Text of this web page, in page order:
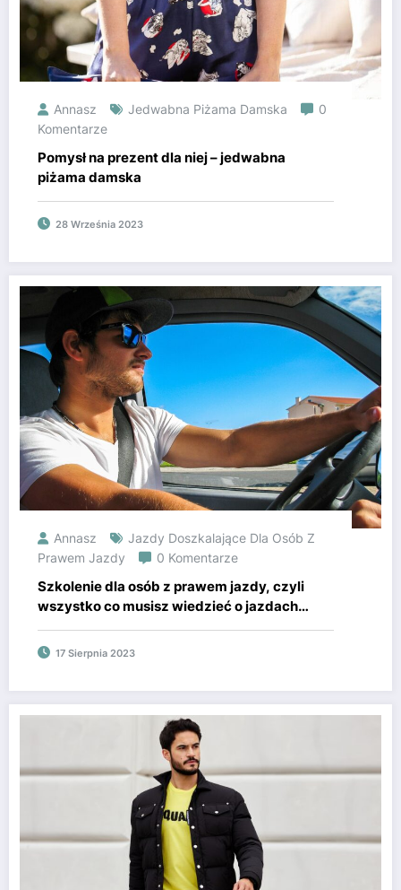
Annasz Jedwabna Piżama Damska
0
Komentarze
Pomysł na prezent dla niej – jedwabna
piżama damska
28 Września 2023
Annasz
Jazdy Doszkalające Dla Osób Z
Prawem Jazdy
0 Komentarze
Szkolenie dla osób z prawem jazdy, czyli
wszystko co musisz wiedzieć o jazdach
doszkalających
17 Sierpnia 2023